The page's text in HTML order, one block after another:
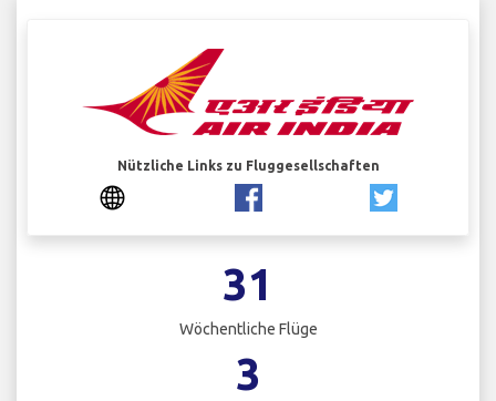
Nützliche Links zu Fluggesellschaften
31
Wöchentliche Flüge
3